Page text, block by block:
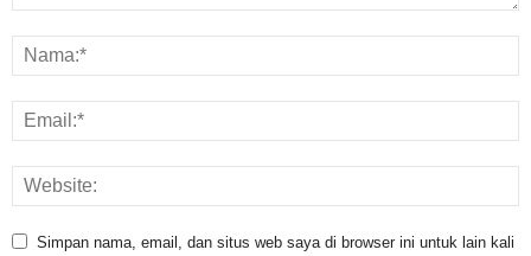
Simpan nama, email, dan situs web saya di browser ini untuk lain kali